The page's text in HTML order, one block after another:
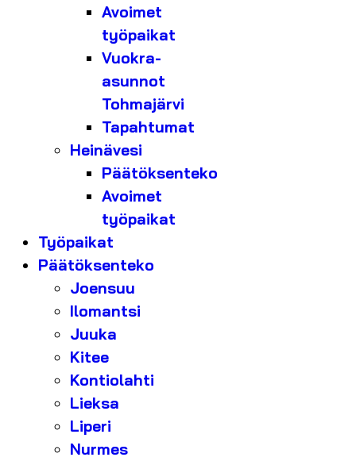
Avoimet
työpaikat
Vuokra-
asunnot
Tohmajärvi
Tapahtumat
Heinävesi
Päätöksenteko
Avoimet
työpaikat
Työpaikat
Päätöksenteko
Joensuu
Ilomantsi
Juuka
Kitee
Kontiolahti
Lieksa
Liperi
Nurmes